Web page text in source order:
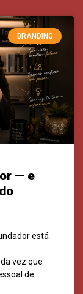
BRANDING
— e
está
vez que
de